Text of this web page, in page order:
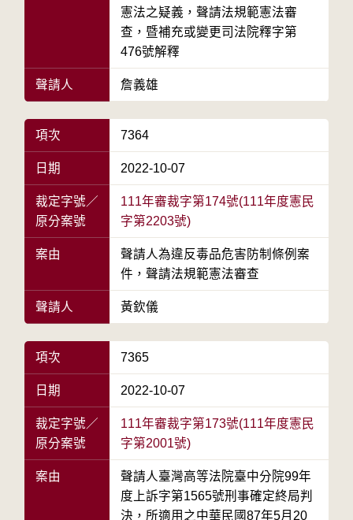
憲法之疑義，聲請法規範憲法審
查，暨補充或變更司法院釋字第
476號解釋
聲請人 詹義雄
項次 7364
日期 2022-10-07
裁定字號／
原分案號
111年審裁字第174號(111年度憲民
字第2203號)
案由
聲請人為違反毒品危害防制條例案
件，聲請法規範憲法審查
聲請人 黃欽儀
項次 7365
日期 2022-10-07
裁定字號／
原分案號
111年審裁字第173號(111年度憲民
字第2001號)
案由
聲請人臺灣高等法院臺中分院99年
度上訴字第1565號刑事確定終局判
決，所適用之中華民國87年5月20